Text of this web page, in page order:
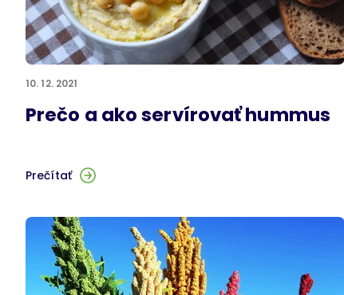
10. 12. 2021
Prečo a ako servírovať hummus
Prečítať